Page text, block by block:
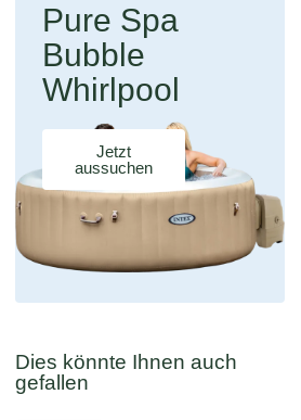
Pure Spa
Bubble
Whirlpool
Jetzt
aussuchen
Dies könnte Ihnen auch
gefallen